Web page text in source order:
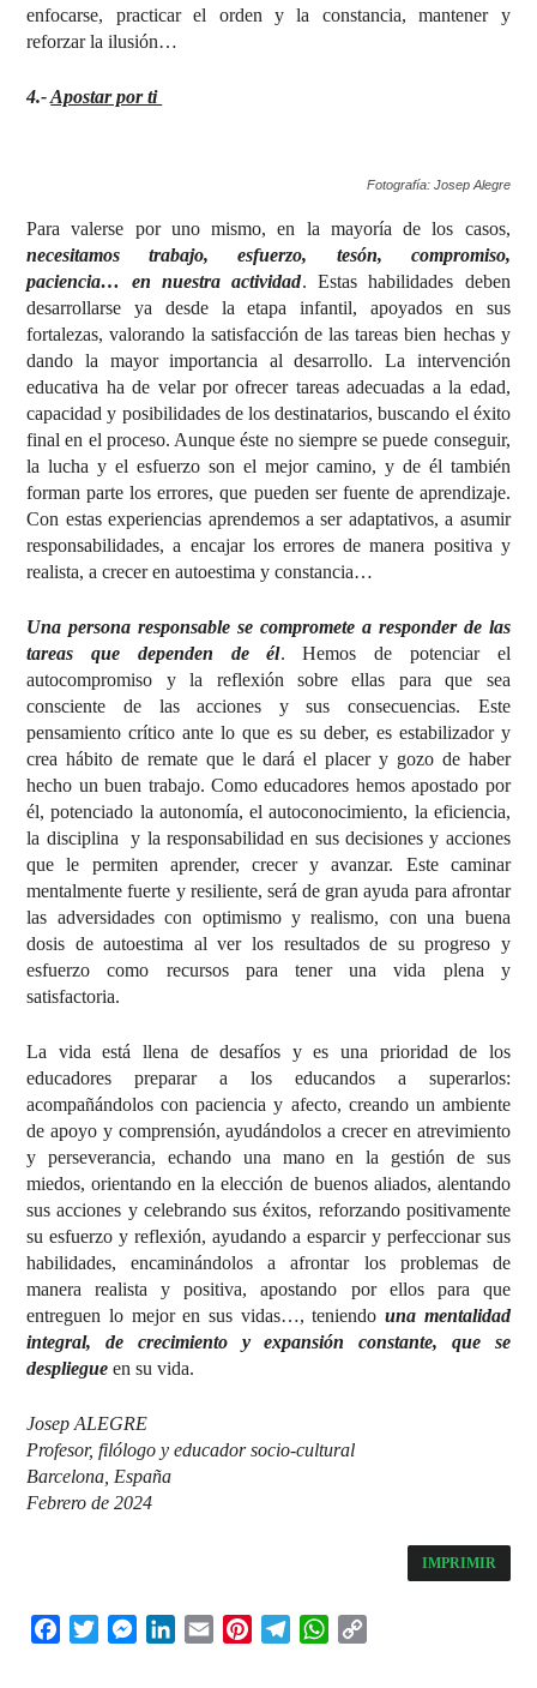
enfocarse, practicar el orden y la constancia, mantener y
reforzar la ilusión…
4.-Apostar por ti
Fotografía: Josep Alegre
Para valerse por uno mismo, en la mayoría de los casos,
necesitamos trabajo, esfuerzo, tesón, compromiso,
paciencia… en nuestra actividad. Estas habilidades deben
desarrollarse ya desde la etapa infantil, apoyados en sus
fortalezas, valorando la satisfacción de las tareas bien hechas y
dando la mayor importancia al desarrollo. La intervención
educativa ha de velar por ofrecer tareas adecuadas a la edad,
capacidad y posibilidades de los destinatarios, buscando el éxito
final en el proceso. Aunque éste no siempre se puede conseguir,
la lucha y el esfuerzo son el mejor camino, y de él también
forman parte los errores, que pueden ser fuente de aprendizaje.
Con estas experiencias aprendemos a ser adaptativos, a asumir
responsabilidades, a encajar los errores de manera positiva y
realista, a crecer en autoestima y constancia…
Una persona responsable se compromete a responder de las
tareas que dependen de él. Hemos de potenciar el
autocompromiso y la reflexión sobre ellas para que sea
consciente de las acciones y sus consecuencias. Este
pensamiento crítico ante lo que es su deber, es estabilizador y
crea hábito de remate que le dará el placer y gozo de haber
hecho un buen trabajo. Como educadores hemos apostado por
él, potenciado la autonomía, el autoconocimiento, la eficiencia,
la disciplina y la responsabilidad en sus decisiones y acciones
que le permiten aprender, crecer y avanzar. Este caminar
mentalmente fuerte y resiliente, será de gran ayuda para afrontar
las adversidades con optimismo y realismo, con una buena
dosis de autoestima al ver los resultados de su progreso y
esfuerzo como recursos para tener una vida plena y
satisfactoria.
La vida está llena de desafíos y es una prioridad de los
educadores preparar a los educandos a superarlos:
acompañándolos con paciencia y afecto, creando un ambiente
de apoyo y comprensión, ayudándolos a crecer en atrevimiento
y perseverancia, echando una mano en la gestión de sus
miedos, orientando en la elección de buenos aliados, alentando
sus acciones y celebrando sus éxitos, reforzando positivamente
su esfuerzo y reflexión, ayudando a esparcir y perfeccionar sus
habilidades, encaminándolos a afrontar los problemas de
manera realista y positiva, apostando por ellos para que
entreguen lo mejor en sus vidas…, teniendouna mentalidad
integral, de crecimiento y expansión constante, que se
despliegue en su vida.
Josep ALEGRE
Profesor, filólogo y educador socio-cultural
Barcelona, España
Febrero de 2024
IMPRIMIR
Facebook
TwitterMessengerLinkedIn
Email PinterestTelegramWhatsApp